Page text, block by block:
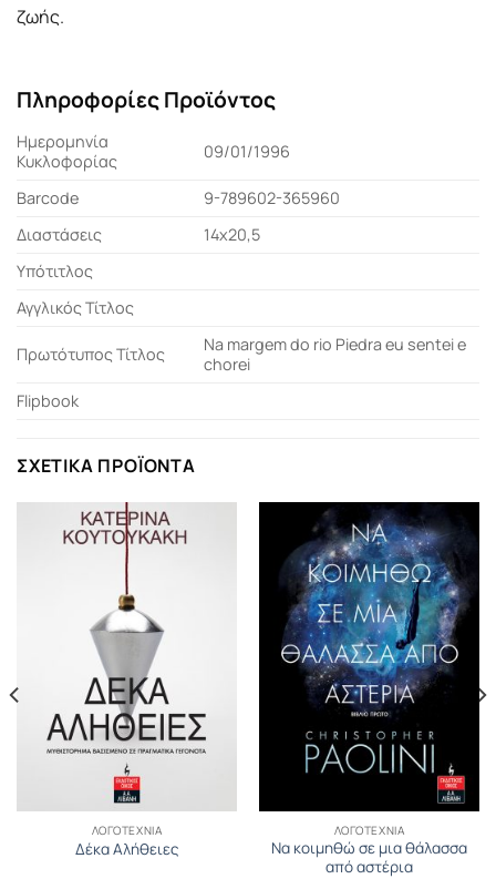
ζωής.
Πληροφορίες Προϊόντος
Ημερομηνία
Κυκλοφορίας
09/01/1996
Barcode
9-789602-365960
Διαστάσεις
14x20,5
Υπότιτλος
Αγγλικός Τίτλος
Πρωτότυπος Τίτλος
Na margem do rio Piedra eu sentei e
chorei
Flipbook
ΣΧΕΤΙΚΆ ΠΡΟΪΌΝΤΑ
ΛΟΓΟΤΕΧΝΊΑ
Δέκα Αλήθειες
ΛΟΓΟΤΕΧΝΊΑ
Να κοιμηθώ σε μια θάλασσα
από αστέρια